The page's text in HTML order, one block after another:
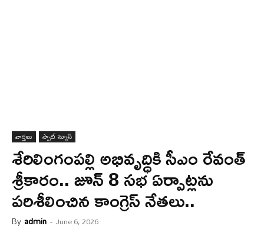
వార్త‌లు స్పాట్ న్యూస్
శేరిలింగంపల్లి అభివృద్ధికి సీఎం రేవంత్
శ్రీకారం.. జూన్ 8 సభ ఏర్పాట్లను
పరిశీలించిన కాంగ్రెస్ నేతలు..
By admin - June 6, 2026